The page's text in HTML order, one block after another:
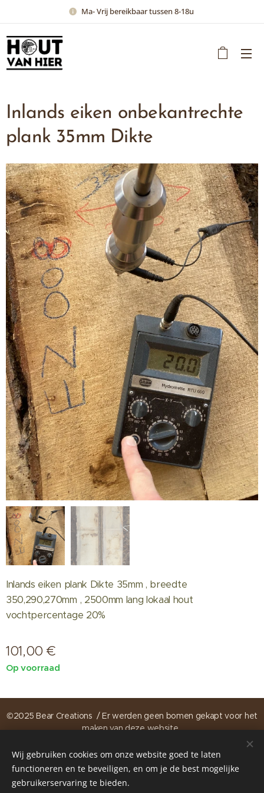
Ma- Vrij bereikbaar tussen 8-18u
Inlands eiken onbekantrechte
plank 35mm Dikte
Inlands eiken plank Dikte 35mm , breedte
350,290,270mm , 2500mm lang lokaal hout
vochtpercentage 20%
101,00 €
Op voorraad
©2025 Bear Creations / Er werden geen bomen gekapt voor het
maken van deze website .
https://www.instagram.com/bearcreations.be Cookies
Wij gebruiken cookies om onze website goed te laten
functioneren en te beveiligen, en om je de best mogelijke
gebruikerservaring te bieden.